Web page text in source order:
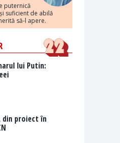
puternică
suficient de abilă
să-l apere.
lui Putin:
din proiect în